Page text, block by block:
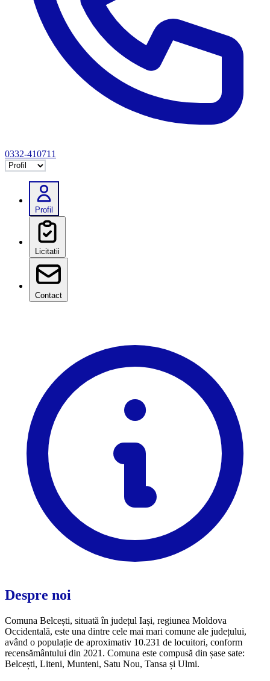
0332-410711
Selectează tab
Profil
Licitatii
Contact
Despre noi
Comuna Belcești, situată în județul Iași, regiunea Moldova
Occidentală, este una dintre cele mai mari comune ale județului,
având o populație de aproximativ 10.231 de locuitori, conform
recensământului din 2021. Comuna este compusă din șase sate:
Belcești, Liteni, Munteni, Satu Nou, Tansa și Ulmi.